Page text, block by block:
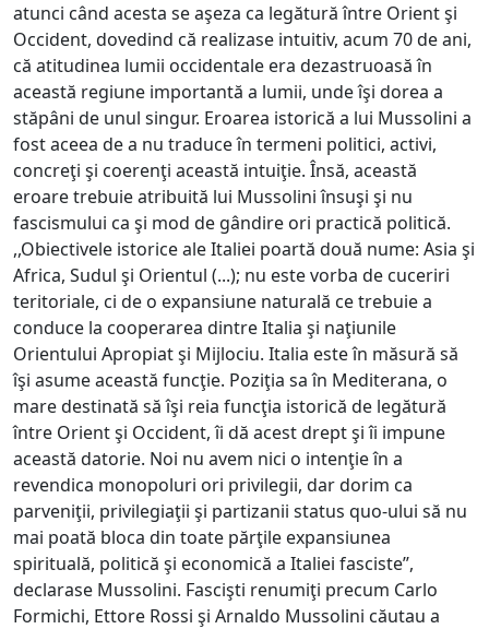
atunci când acesta se aşeza ca legătură între Orient şi
Occident, dovedind că realizase intuitiv, acum 70 de ani,
că atitudinea lumii occidentale era dezastruoasă în
această regiune importantă a lumii, unde îşi dorea a
stăpâni de unul singur. Eroarea istorică a lui Mussolini a
fost aceea de a nu traduce în termeni politici, activi,
concreţi şi coerenţi această intuiţie. Însă, această
eroare trebuie atribuită lui Mussolini însuşi şi nu
fascismului ca şi mod de gândire ori practică politică.
,,Obiectivele istorice ale Italiei poartă două nume: Asia şi
Africa, Sudul şi Orientul (...); nu este vorba de cuceriri
teritoriale, ci de o expansiune naturală ce trebuie a
conduce la cooperarea dintre Italia şi naţiunile
Orientului Apropiat şi Mijlociu. Italia este în măsură să
îşi asume această funcţie. Poziţia sa în Mediterana, o
mare destinată să îşi reia funcţia istorică de legătură
între Orient şi Occident, îi dă acest drept şi îi impune
această datorie. Noi nu avem nici o intenţie în a
revendica monopoluri ori privilegii, dar dorim ca
parveniţii, privilegiaţii şi partizanii status quo-ului să nu
mai poată bloca din toate părţile expansiunea
spirituală, politică şi economică a Italiei fasciste’’,
declarase Mussolini. Fascişti renumiţi precum Carlo
Formichi, Ettore Rossi şi Arnaldo Mussolini căutau a